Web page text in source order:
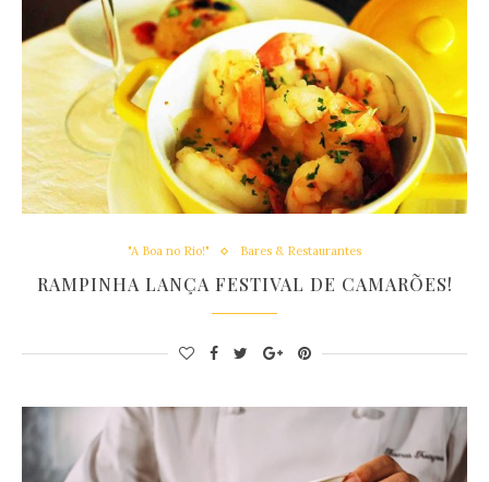
"A Boa no Rio!" Bares & Restaurantes
RAMPINHA LANÇA FESTIVAL DE CAMARÕES!